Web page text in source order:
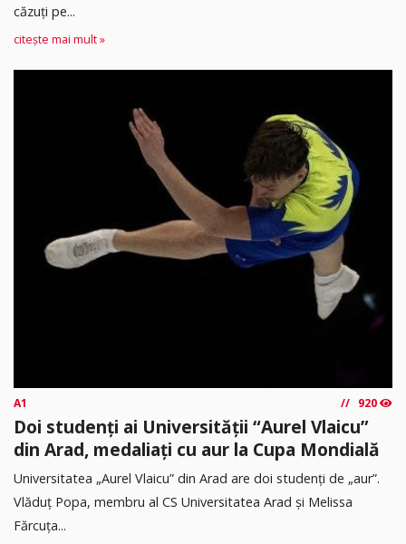
căzuți pe...
citește mai mult »
A1 920
Doi studenți ai Universității “Aurel Vlaicu”
din Arad, medaliați cu aur la Cupa Mondială
Universitatea „Aurel Vlaicu” din Arad are doi studenți de „aur”.
Vlăduț Popa, membru al CS Universitatea Arad și Melissa
Fărcuța...